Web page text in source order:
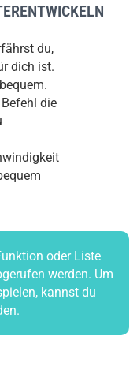
du,
dich ist.
die
oder Liste
werden. Um
kannst du